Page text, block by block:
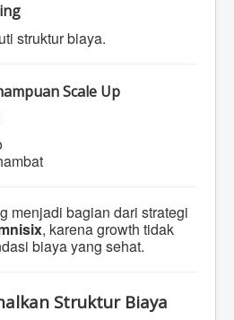
struktur biaya.
Scale Up
menjadi bagian dari strategi
, karena growth tidak
biaya yang sehat.
Struktur Biaya